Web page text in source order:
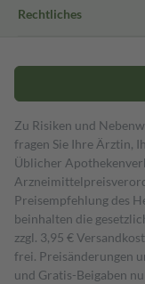
Rechtliches
Zu Risiken und
fragen Sie Ihre Ärztin,
Üblicher
Preisempfehlung des
beinhalten die
zzgl. 3,95 €
frei. Preisänderungen
und Gratis-Beigaben